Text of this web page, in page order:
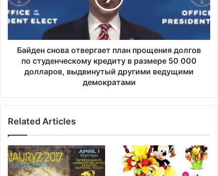
ч
о
ь
к
р
а
н
с
о
е
г
т
п
л
Байден снова отвергает план прощения долгов
по студенческому кредиту в размере 50 000
долларов, выдвинутый другими ведущими
демократами
Related Articles